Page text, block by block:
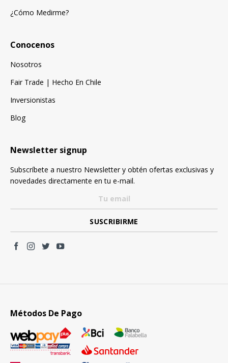
¿Cómo Medirme?
Conocenos
Nosotros
Fair Trade | Hecho En Chile
Inversionistas
Blog
Newsletter signup
Subscríbete a nuestro Newsletter y obtén ofertas exclusivas y
novedades directamente en tu e-mail.
Métodos De Pago